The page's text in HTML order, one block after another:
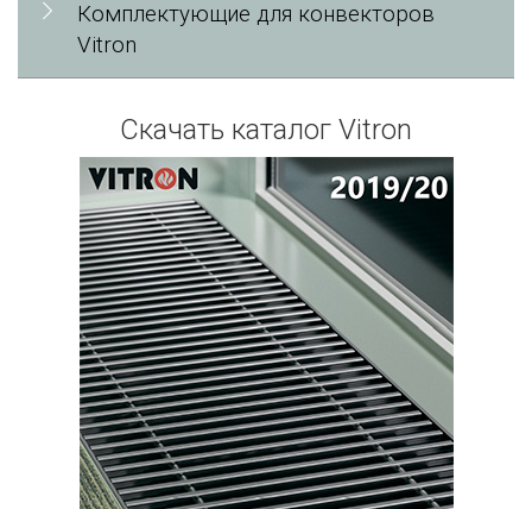
Комплектующие для конвекторов
Vitron
Скачать каталог Vitron